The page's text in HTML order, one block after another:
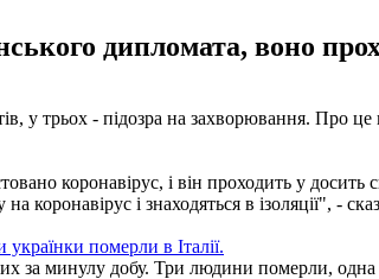
дипломата, воно
у трьох - підозра на захворювання. Про
коронавірус, і він проходить у
коронавірус і знаходяться в ізоляції", -
українки померли в Італії.
за минулу добу. Три людини померли, одна